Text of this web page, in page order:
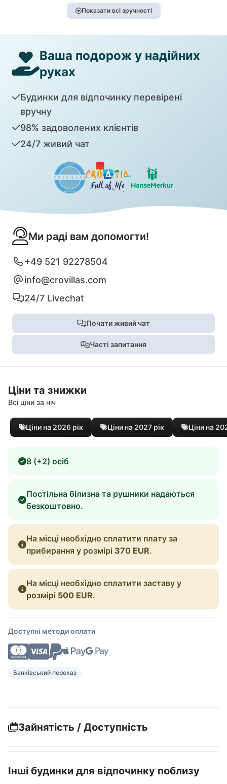
Показати всі зручності
Ваша подорож у надійних
руках
Будинки для відпочинку перевірені
вручну
98% задоволених клієнтів
24/7 живий чат
Ми раді вам допомогти!
+49 521 92278504
info@crovillas.com
24/7 Livechat
Почати живий чат
Часті запитання
Ціни та знижки
Всі ціни за ніч
Ціни на 2026 рік Ціни на 2027 рік Ціни на
8 (+2) осіб
Постільна білизна та рушники надаються
безкоштовно.
На місці необхідно сплатити плату за
прибирання у розмірі 370 EUR.
На місці необхідно сплатити заставу у
розмірі 500 EUR.
Доступні методи оплати
Банківський переказ
Зайнятість / Доступність
Інші будинки для відпочинку поблизу